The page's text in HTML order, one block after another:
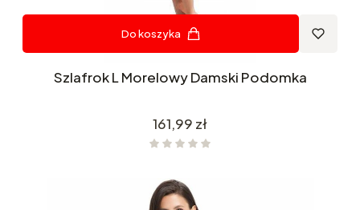
Do koszyka
Szlafrok L Morelowy Damski Podomka
Cena
161,99 zł